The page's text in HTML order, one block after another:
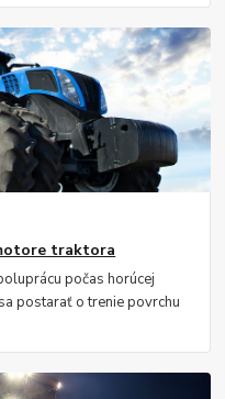
traktora
počas horúcej
postarať o trenie povrchu